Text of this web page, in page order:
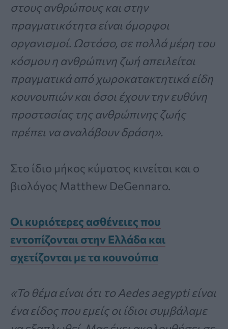
στους ανθρώπους και στην
πραγματικότητα είναι όμορφοι
οργανισμοί. Ωστόσο, σε πολλά μέρη του
κόσμου η ανθρώπινη ζωή απειλείται
πραγματικά από χωροκατακτητικά είδη
κουνουπιών και όσοι έχουν την ευθύνη
προστασίας της ανθρώπινης ζωής
πρέπει να αναλάβουν δράση».
Στο ίδιο μήκος κύματος κινείται και ο
βιολόγος Matthew DeGennaro.
Οι κυριότερες ασθένειες που
εντοπίζονται στην Ελλάδα και
σχετίζονται με τα κουνούπια
«Το θέμα είναι ότι το Aedes aegypti είναι
ένα είδος που εμείς οι ίδιοι συμβάλαμε